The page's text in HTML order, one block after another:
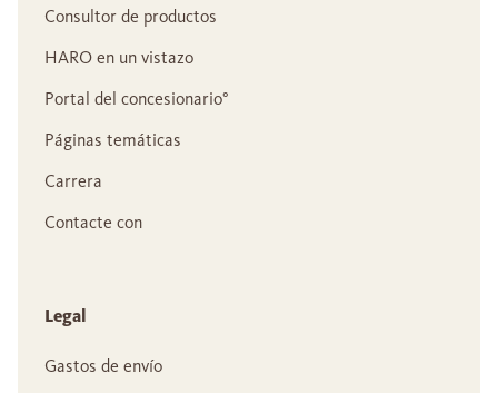
Consultor de productos
HARO en un vistazo
Portal del concesionario°
Páginas temáticas
Carrera
Contacte con
Legal
Gastos de envío